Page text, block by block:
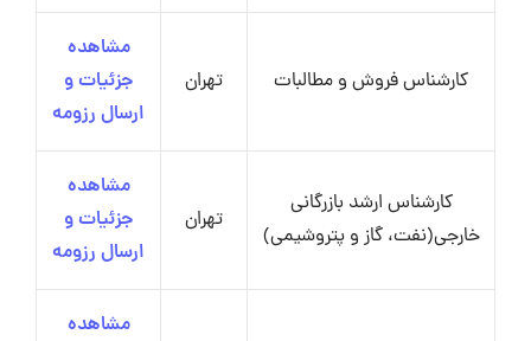
کارشناس فروش و مطالبات تهران
مشاهده
جزئیات و
ارسال رزومه
کارشناس ارشد بازرگانی
خارجی(نفت، گاز و پتروشیمی)
تهران
مشاهده
جزئیات و
ارسال رزومه
مشاهده